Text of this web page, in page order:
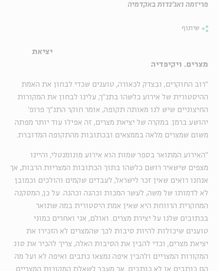
פריזמה ואג'נדות באקדמיה
שיתוף
יציאת
מצרים. ויקיפדיה
"רוב החוקרים, ובצדק לכאורה, טוענים שכדי לבחון את האמת
ההיסטורית של אירוע כלשהו בתנ"ך, עלינו לבחון את המקורות
החיצוניים שיש לנו מאותה תקופה, אומר חוקר התנ"ך פרופ'
יהושע ברמן. במקרה של יציאת מצרים, זה אפילו עוד יותר מפתה
משום שמצרים מלאה בממצאים ובכתובות מהתקופה המדוברת.
"האירוע המתואר בספר שמות הוא אירוע מונומנטלי, והיינו
מצפים שישאיר רושם כלשהו בתוך הכתובות המצריות הרבות, אך
אנחנו רואים שאין זכר לישראל, לעבדים שקמים והולכים וכמובן
לא לדמותו של משה, לעשר המכות וכהנה וכהנה. על כן, המסקנה
המחקרית הרווחת היא שאין אמת היסטורית במה שתואר
בכתובים שלנו על יצירת מצרים. ואולם, אני ואחרים כמוני
טוענים שיכולות להיות סיבות לכך שהמצרים לא הזכירו את
יציאת מצרים, וכדי להבין את הסיבות האלה, צריך להכיר את סוג
המקורות המצריים ולהבין איפה נמצאו כתבים ואיפה לא ועל מה
הם כותבים או לא כותבים. אך מעבר לשאלת המקורות המצריים